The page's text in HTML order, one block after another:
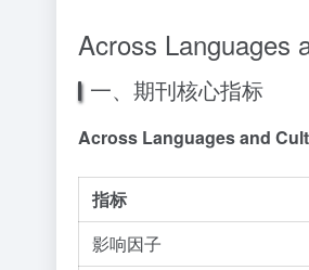
Across Languages
一、期刊核心指标
Across Languages and
指标
影响因子